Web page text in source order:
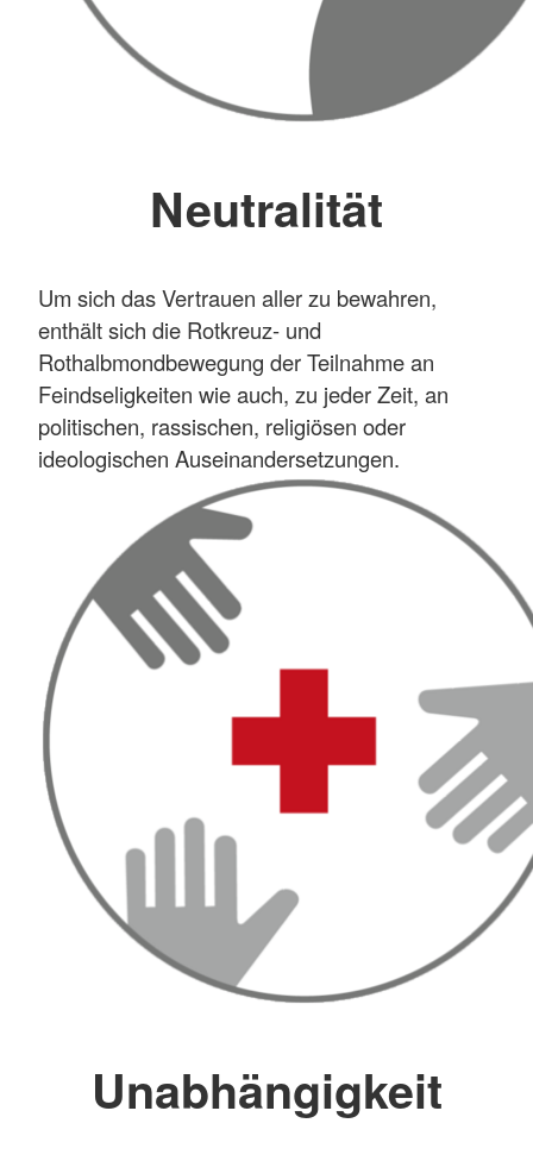
Neutralität
Um sich das Vertrauen aller zu bewahren,
enthält sich die Rotkreuz- und
Rothalbmondbewegung der Teilnahme an
Feindseligkeiten wie auch, zu jeder Zeit, an
politischen, rassischen, religiösen oder
ideologischen Auseinandersetzungen.
Unabhängigkeit